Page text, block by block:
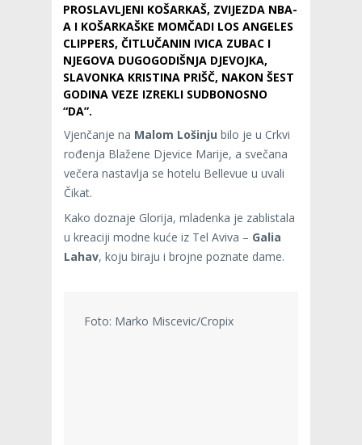
PROSLAVLJENI KOŠARKAŠ, ZVIJEZDA NBA-
A I KOŠARKAŠKE MOMČADI LOS ANGELES
CLIPPERS, ČITLUČANIN IVICA ZUBAC I
NJEGOVA DUGOGODIŠNJA DJEVOJKA,
SLAVONKA KRISTINA PRIŠČ, NAKON ŠEST
GODINA VEZE IZREKLI SUDBONOSNO
“DA”.
Vjenčanje na Malom Lošinju bilo je u Crkvi
rođenja Blažene Djevice Marije, a svečana
večera nastavlja se hotelu Bellevue u uvali
Čikat.
Kako doznaje Glorija, mladenka je zablistala
u kreaciji modne kuće iz Tel Aviva – Galia
Lahav, koju biraju i brojne poznate dame.
Foto: Marko Miscevic/Cropix